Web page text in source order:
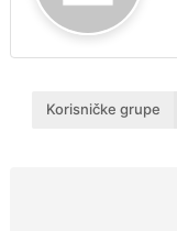
Korisničke grupe